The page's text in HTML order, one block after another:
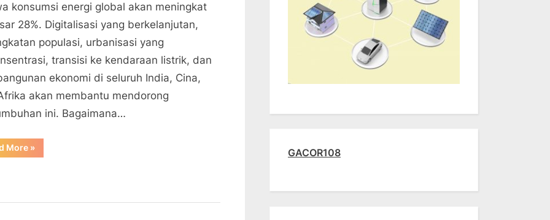
konsumsi energi global akan meningkat
28%. Digitalisasi yang berkelanjutan,
populasi, urbanisasi yang
transisi ke kendaraan listrik, dan
ekonomi di seluruh India, Cina,
akan membantu mendorong
ini. Bagaimana…
More“Bagaimana
Perusahaan
» GACOR108